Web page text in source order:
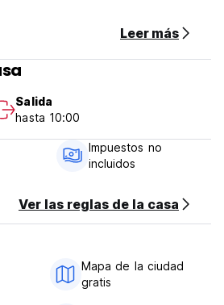
(Auto-translated from original
Leer más
Salida
hasta 10:00
Impuestos no
incluidos
Ver las reglas de la casa
Mapa de la ciudad
gratis